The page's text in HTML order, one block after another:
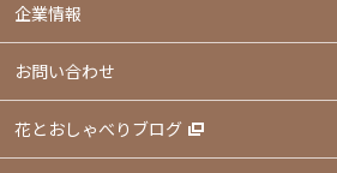
企業情報
お問い合わせ
花とおしゃべりブログ